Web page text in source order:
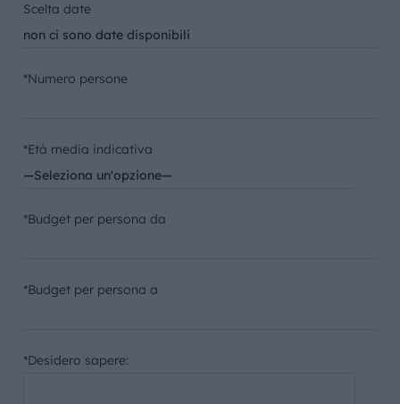
Scelta date
*Numero persone
*Età media indicativa
*Budget per persona da
*Budget per persona a
*Desidero sapere: